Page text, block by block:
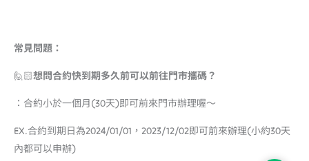
常見問題：
🙋🏻想問合約快到期多久前可以前往門市攜碼？
：合約小於一個月(30天)即可前來門市辦理喔～
EX.合約到期日為2024/01/01，2023/12/02即可前來辦理(小約30天
內都可以申辦)